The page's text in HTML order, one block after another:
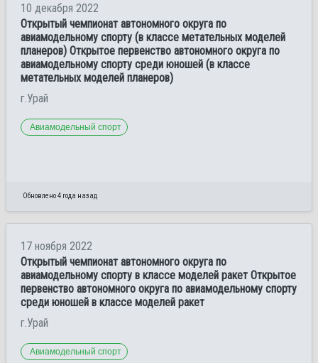
10 декабря 2022
Открытый чемпионат автономного округа по
авиамодельному спорту (в классе метательных моделей
планеров) Открытое первенство автономного округа по
авиамодельному спорту среди юношей (в классе
метательных моделей планеров)
г.Урай
Авиамодельный спорт
Обновлено 4 года назад
17 ноября 2022
Открытый чемпионат автономного округа по
авиамодельному спорту в классе моделей ракет Открытое
первенство автономного округа по авиамодельному спорту
среди юношей в классе моделей ракет
г.Урай
Авиамодельный спорт